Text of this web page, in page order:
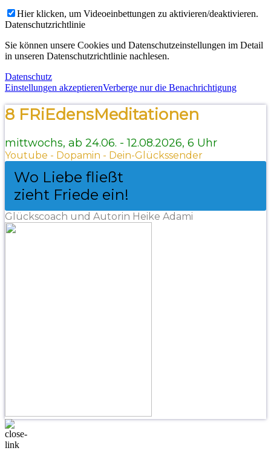
Hier klicken, um Videoeinbettungen zu aktivieren/deaktivieren.
Datenschutzrichtlinie
Sie können unsere Cookies und Datenschutzeinstellungen im Detail
in unseren Datenschutzrichtlinie nachlesen.
Datenschutz
Einstellungen akzeptierenVerberge nur die Benachrichtigung
8 FRiEdensMeditationen
mittwochs, ab 24.06. - 12.08.2026, 6 Uhr
Youtube - Dopamin - Dein-Glückssender
Wo Liebe fließt
zieht Friede ein!
Glückscoach und Autorin Heike Adami